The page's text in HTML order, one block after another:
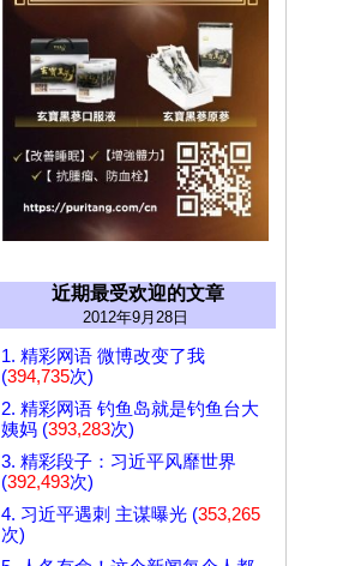
近期最受欢迎的文章
2012年9月28日
1. 精彩网语 微博改变了我
(394,735次)
2. 精彩网语 钓鱼岛就是钓鱼台大
姨妈 (393,283次)
3. 精彩段子：习近平风靡世界
(392,493次)
4. 习近平遇刺 主谋曝光 (353,265
次)